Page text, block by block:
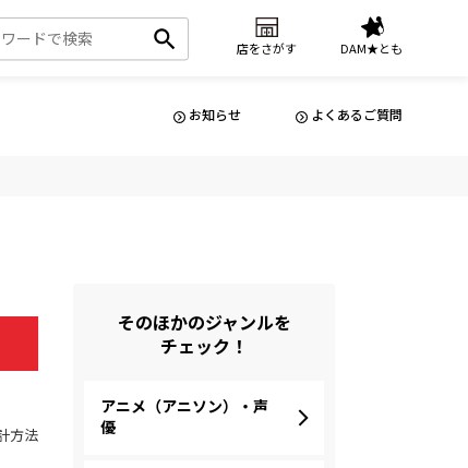
店をさがす DAM★とも
お知らせ よくあるご質問
方法
そのほかのジャンルを
チェック！
アニメ（アニソン）・声
優